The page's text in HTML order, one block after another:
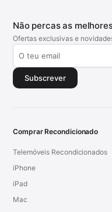
Não percas as
Ofertas exclusivas e
Subscrever
Comprar Recondicionado
Telemóveis Recondicionados
iPhone
iPad
Mac